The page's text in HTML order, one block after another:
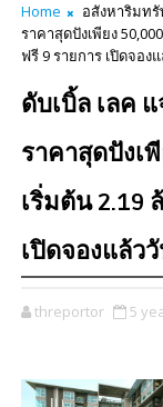
Home อสังหาริมท
ราคาสุดปังเพียง
ฟรี 9 รายการ เปิดจอง
ดับเบิ้ล เลค
ราคาสุดปังเ
เริ่มต้น 2.19
เปิดจองแล้ว
threportor 5